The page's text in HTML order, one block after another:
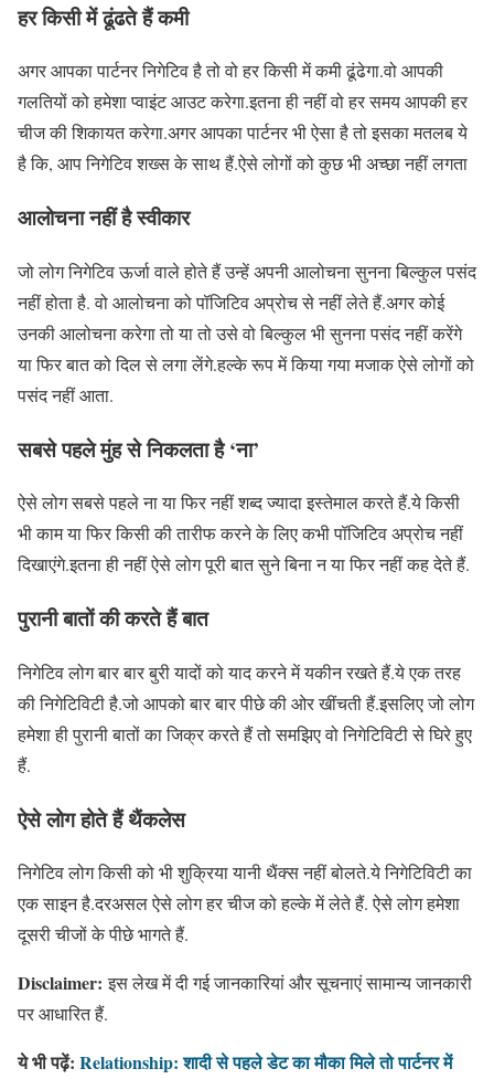
हर किसी में ढूंढते हैं कमी
अगर आपका पार्टनर निगेटिव है तो वो हर किसी में कमी ढूंढेगा.वो आपकी
गलतियों को हमेशा प्वाइंट आउट करेगा.इतना ही नहीं वो हर समय आपकी हर
चीज की शिकायत करेगा.अगर आपका पार्टनर भी ऐसा है तो इसका मतलब ये
है कि, आप निगेटिव शख्स के साथ हैं.ऐसे लोगों को कुछ भी अच्छा नहीं लगता
आलोचना नहीं है स्वीकार
जो लोग निगेटिव ऊर्जा वाले होते हैं उन्हें अपनी आलोचना सुनना बिल्कुल पसंद
नहीं होता है. वो आलोचना को पॉजिटिव अप्रोच से नहीं लेते हैं.अगर कोई
उनकी आलोचना करेगा तो या तो उसे वो बिल्कुल भी सुनना पसंद नहीं करेंगे
या फिर बात को दिल से लगा लेंगे.हल्के रूप में किया गया मजाक ऐसे लोगों को
पसंद नहीं आता.
सबसे पहले मुंह से निकलता है ‘ना’
ऐसे लोग सबसे पहले ना या फिर नहीं शब्द ज्यादा इस्तेमाल करते हैं.ये किसी
भी काम या फिर किसी की तारीफ करने के लिए कभी पॉजिटिव अप्रोच नहीं
दिखाएंगे.इतना ही नहीं ऐसे लोग पूरी बात सुने बिना न या फिर नहीं कह देते हैं.
पुरानी बातों की करते हैं बात
निगेटिव लोग बार बार बुरी यादों को याद करने में यकीन रखते हैं.ये एक तरह
की निगेटिविटी है.जो आपको बार बार पीछे की ओर खींचती हैं.इसलिए जो लोग
हमेशा ही पुरानी बातों का जिक्र करते हैं तो समझिए वो निगेटिविटी से घिरे हुए
हैं.
ऐसे लोग होते हैं थैंकलेस
निगेटिव लोग किसी को भी शुक्रिया यानी थैंक्स नहीं बोलते.ये निगेटिविटी का
एक साइन है.दरअसल ऐसे लोग हर चीज को हल्के में लेते हैं. ऐसे लोग हमेशा
दूसरी चीजों के पीछे भागते हैं.
Disclaimer: इस लेख में दी गई जानकारियां और सूचनाएं सामान्य जानकारी
पर आधारित हैं.
ये भी पढ़ें: Relationship: शादी से पहले डेट का मौका मिले तो पार्टनर में